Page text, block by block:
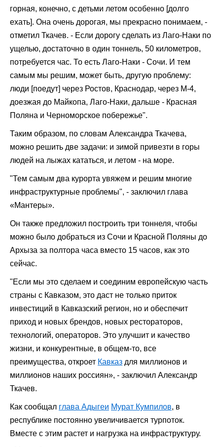
горная, конечно, с детьми летом особенно [долго
ехать]. Она очень дорогая, мы прекрасно понимаем, -
отметил Ткачев. - Если дорогу сделать из Лаго-Наки по
ущелью, достаточно в один тоннель, 50 километров,
потребуется час. То есть Лаго-Наки - Сочи. И тем
самым мы решим, может быть, другую проблему:
люди [поедут] через Ростов, Краснодар, через М-4,
доезжая до Майкопа, Лаго-Наки, дальше - Красная
Поляна и Черноморское побережье".
Таким образом, по словам Александра Ткачева,
можно решить две задачи: и зимой привезти в горы
людей на лыжах кататься, и летом - на море.
"Тем самым два курорта увяжем и решим многие
инфраструктурные проблемы", - заключил глава
«Мантеры».
Он также предложил построить три тоннеля, чтобы
можно было добраться из Сочи и Красной Поляны до
Архыза за полтора часа вместо 15 часов, как это
сейчас.
"Если мы это сделаем и соединим европейскую часть
страны с Кавказом, это даст не только приток
инвестиций в Кавказский регион, но и обеспечит
приход и новых брендов, новых рестораторов,
технологий, операторов. Это улучшит и качество
жизни, и конкурентные, в общем-то, все
преимущества, откроет Кавказ для миллионов и
миллионов наших россиян», - заключил Александр
Ткачев.
Как сообщал глава Адыгеи Мурат Кумпилов, в
республике постоянно увеличивается турпоток.
Вместе с этим растет и нагрузка на инфраструктуру.